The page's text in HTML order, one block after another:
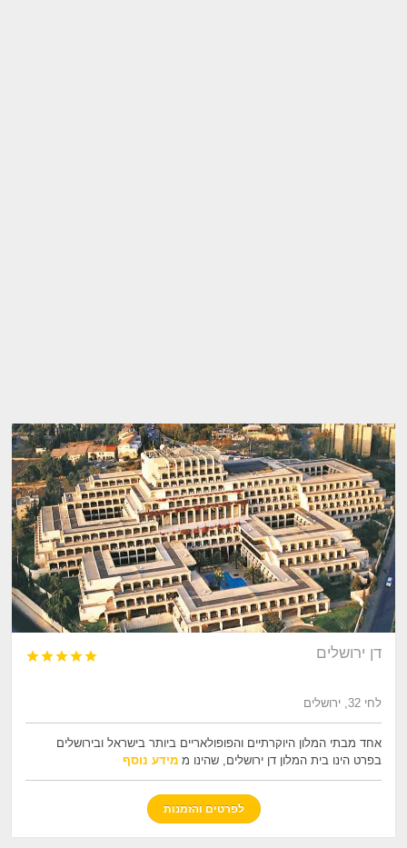
דן ירושלים 




לחי 32, ירושלים
אחד מבתי המלון היוקרתיים והפופולאריים ביותר בישראל ובירושלים
בפרט הינו בית המלון דן ירושלים, שהינו ממידע נוסף
לפרטים והזמנות